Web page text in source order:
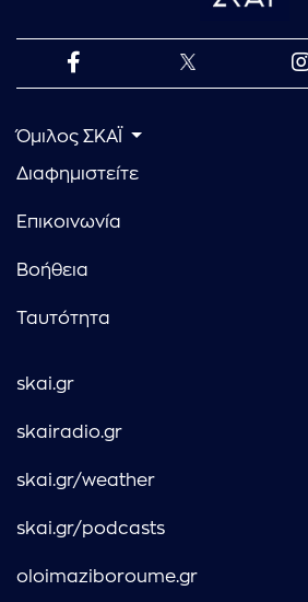
Όμιλος ΣΚΑΪ
Διαφημιστείτε
Επικοινωνία
Βοήθεια
Ταυτότητα
skai.gr
skairadio.gr
skai.gr/weather
skai.gr/podcasts
oloimaziboroume.gr